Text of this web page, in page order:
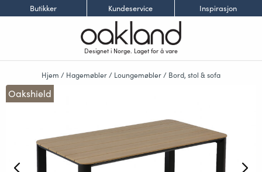
Butikker Kundeservice Inspirasjon
Designet i Norge. Laget for å vare
Hjem / Hagemøbler / Loungemøbler / Bord, stol & sofa
Oakshield